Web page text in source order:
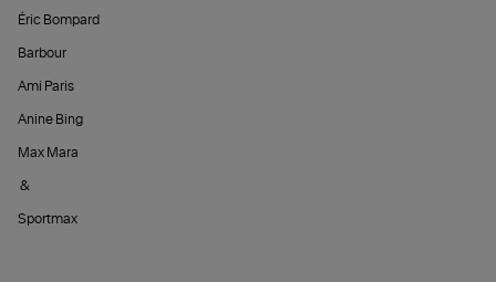
Éric Bompard
Barbour
Ami Paris
Anine Bing
Max Mara
&
Sportmax